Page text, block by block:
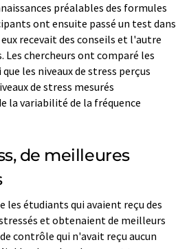
préalables des formules
ont ensuite passé un test dans
recevait des conseils et l'autre
Les chercheurs ont comparé les
les niveaux de stress perçus
de stress mesurés
la variabilité de la fréquence
de meilleures
les étudiants qui avaient reçu des
et obtenaient de meilleurs
contrôle qui n'avait reçu aucun